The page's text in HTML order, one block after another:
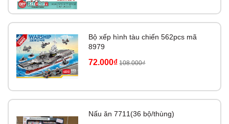
Bộ xếp hình tàu chiến 562pcs mã
8979
72.000₫ 108.000₫
Nấu ăn 7711(36 bộ/thùng)